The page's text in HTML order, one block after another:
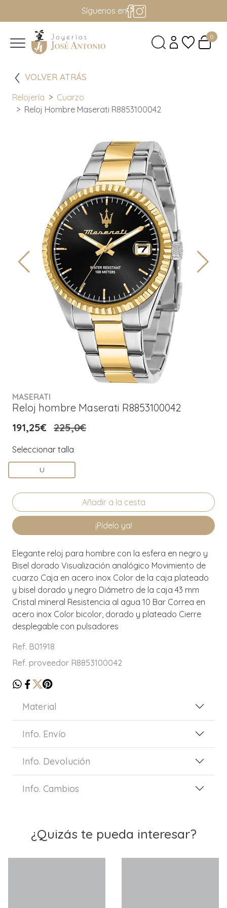
Síguenos en
0
VOLVER ATRÁS
Relojería
Cuarzo
Reloj Hombre Maserati R8853100042
MASERATI
Reloj hombre Maserati R8853100042
191,25€ 225,0€
Seleccionar talla
U
¡Pídelo ya!
Elegante reloj para hombre con la esfera en negro y
Bisel dorado Visualización analógico Movimiento de
cuarzo Caja en acero inox Color de la caja plateado
y bisel dorado y negro Diámetro de la caja 43 mm
Cristal mineral Resistencia al agua 10 Bar Correa en
acero inox Color bicolor, dorado y plateado Cierre
desplegable con pulsadores
Ref. B01918
Ref. proveedor R8853100042
Material
Info. Envío
Info. Devolución
Info. Cambios
¿Quizás te pueda interesar?